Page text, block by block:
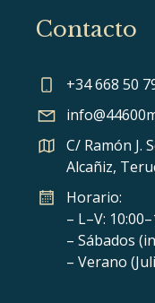
Contacto
+34 668 50
C/ Ramón J.
Alcañiz,
Horario:
– L–V:
– Sábados
– Verano